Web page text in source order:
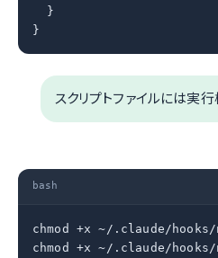
  }
}
スクリプトファイルには実
bash
chmod +x ~/.claude/
chmod +x ~/.claude/